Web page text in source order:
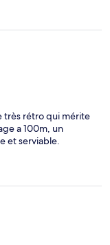
très rétro qui mérite
a 100m, un
et serviable.